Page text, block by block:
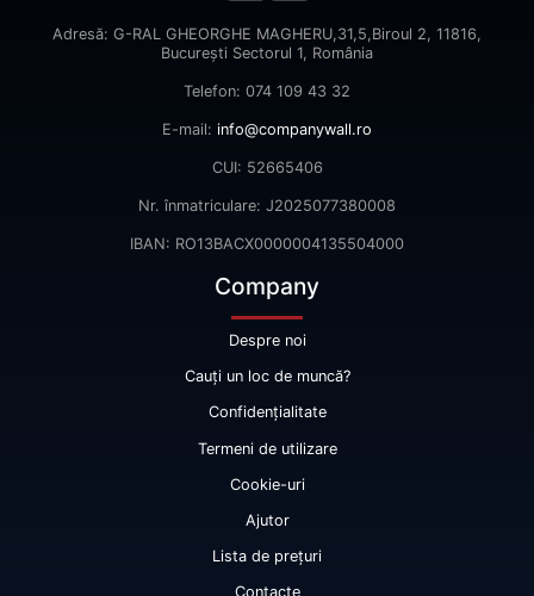
Adresă: G-RAL GHEORGHE MAGHERU,31,5,Biroul 2, 11816,
Bucureşti Sectorul 1, România
Telefon: 074 109 43 32
E-mail: info@companywall.ro
CUI: 52665406
Nr. înmatriculare: J2025077380008
IBAN: RO13BACX0000004135504000
Company
Despre noi
Cauți un loc de muncă?
Confidențialitate
Termeni de utilizare
Cookie-uri
Ajutor
Lista de prețuri
Contacte